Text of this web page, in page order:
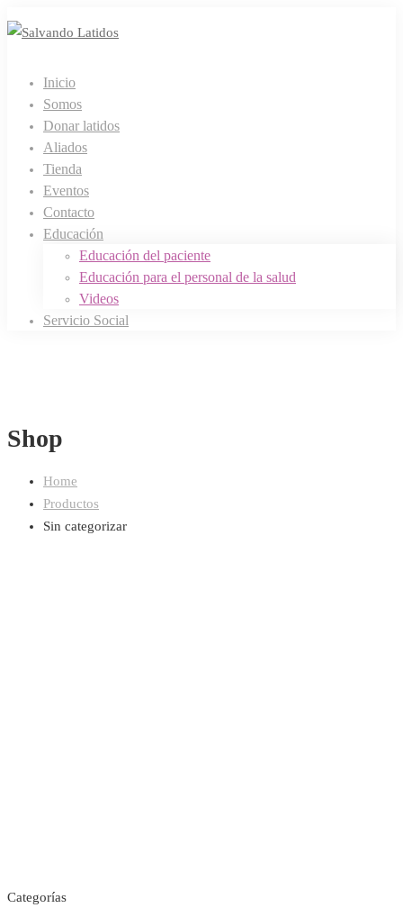
Inicio
Somos
Donar latidos
Aliados
Tienda
Eventos
Contacto
Educación
Educación del paciente
Educación para el personal de la salud
Videos
Servicio Social
Shop
Home
Productos
Sin categorizar
Categorías